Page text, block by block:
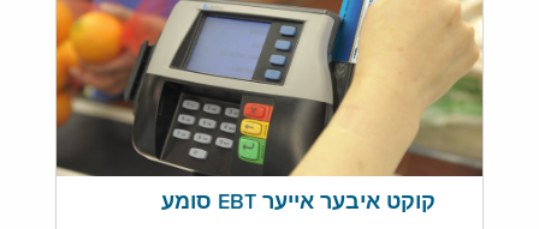
קוקט איבער אייער EBT סומע